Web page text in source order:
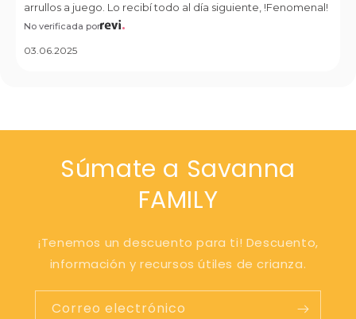
arrullos a juego. Lo recibí todo al día siguiente, !Fenomenal!
No verificada por
03.06.2025
Súmate a Savanna
FAMILY
¡Tenemos un descuento para ti! Descuento,
información y recursos útiles de crianza.
Correo electrónico